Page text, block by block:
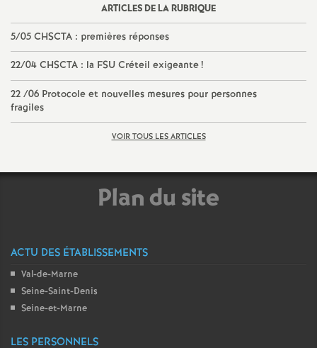
é
O
r
l
é
ARTICLES DE LA RUBRIQUE
5/05 CHSCTA : premières réponses
22/04 CHSCTA : la FSU Créteil exigeante!
22 /06 Protocole et nouvelles mesures pour personnes
fragiles
VOIR TOUS LES ARTICLES
Plan du site
ACTU DES ÉTABLISSEMENTS
Val-de-Marne
Seine-Saint-Denis
Seine-et-Marne
LES PERSONNELS